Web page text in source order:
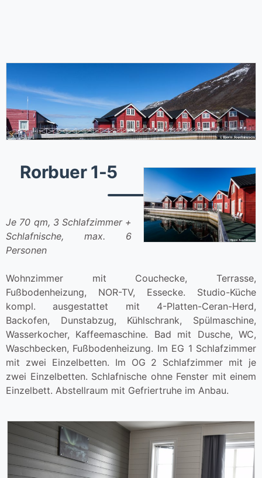
Rorbuer 1-5
Je 70 qm, 3 Schlafzimmer +
Schlafnische, max. 6
Personen
Wohnzimmer mit Couchecke, Terrasse,
Fußbodenheizung, NOR-TV, Essecke. Studio-Küche
kompl. ausgestattet mit 4-Platten-Ceran-Herd,
Backofen, Dunstabzug, Kühlschrank, Spülmaschine,
Wasserkocher, Kaffeemaschine. Bad mit Dusche, WC,
Waschbecken, Fußbodenheizung. Im EG 1 Schlafzimmer
mit zwei Einzelbetten. Im OG 2 Schlafzimmer mit je
zwei Einzelbetten. Schlafnische ohne Fenster mit einem
Einzelbett. Abstellraum mit Gefriertruhe im Anbau.